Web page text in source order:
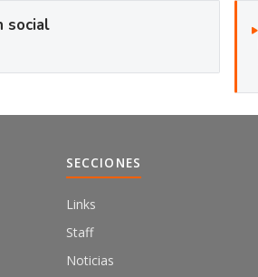
social
SECCIONES
Links
Staff
Noticias